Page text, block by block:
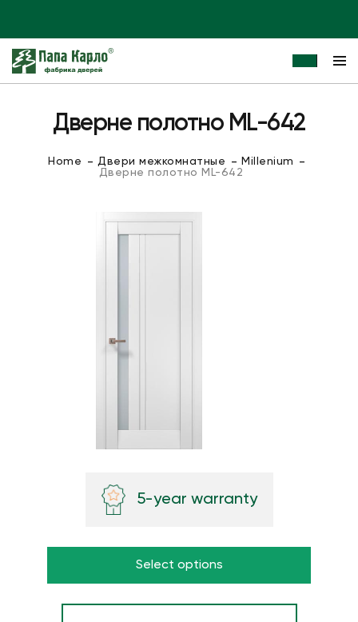
Дверне полотно ML-642
Home Двери межкомнатные
Millenium
Дверне полотно ML-642
5-year warranty
Select options